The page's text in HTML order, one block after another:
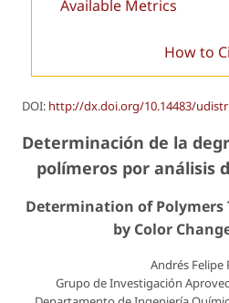
Available Metrics
How to
DOI: http://dx.doi.org/10.14483/
Determinación de la
polímeros por análisis
Determination of
by Color
Andrés Felipe
Grupo de Investigación